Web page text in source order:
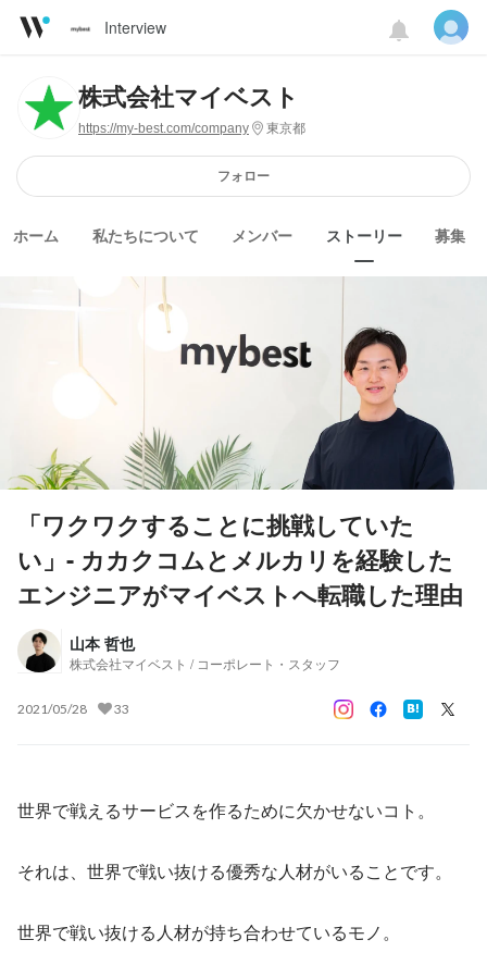
Interview
株式会社マイベスト
https://my-best.com/company 東京都
フォロー
ホーム 私たちについて メンバー ストーリー 募集
「ワクワクすることに挑戦していた
い」- カカクコムとメルカリを経験した
エンジニアがマイベストへ転職した理由
山本 哲也
株式会社マイベスト / コーポレート・スタッフ
2021/05/28 33
世界で戦えるサービスを作るために欠かせないコト。
それは、世界で戦い抜ける優秀な人材がいることです。
世界で戦い抜ける人材が持ち合わせているモノ。